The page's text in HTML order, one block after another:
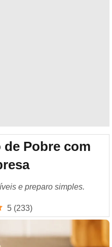
Pobre com
e preparo simples.
5 (233)